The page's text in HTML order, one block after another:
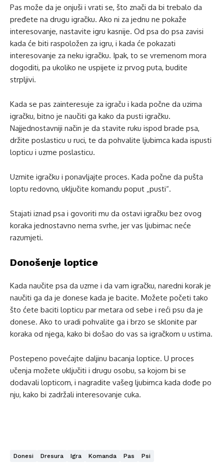
Pas može da je onjuši i vrati se, što znači da bi trebalo da
pređete na drugu igračku. Ako ni za jednu ne pokaže
interesovanje, nastavite igru kasnije. Od psa do psa zavisi
kada će biti raspoložen za igru, i kada će pokazati
interesovanje za neku igračku. Ipak, to se vremenom mora
dogoditi, pa ukoliko ne uspijete iz prvog puta, budite
strpljivi.
Kada se pas zainteresuje za igraču i kada počne da uzima
igračku, bitno je naučiti ga kako da pusti igračku.
Najjednostavniji način je da stavite ruku ispod brade psa,
držite poslasticu u ruci, te da pohvalite ljubimca kada ispusti
lopticu i uzme poslasticu.
Uzmite igračku i ponavljajte proces. Kada počne da pušta
loptu redovno, uključite komandu poput „pusti“.
Stajati iznad psa i govoriti mu da ostavi igračku bez ovog
koraka jednostavno nema svrhe, jer vas ljubimac neće
razumjeti.
Donošenje loptice
Kada naučite psa da uzme i da vam igračku, naredni korak je
naučiti ga da je donese kada je bacite. Možete početi tako
što ćete baciti lopticu par metara od sebe i reći psu da je
donese. Ako to uradi pohvalite ga i brzo se sklonite par
koraka od njega, kako bi došao do vas sa igračkom u ustima.
Postepeno povećajte daljinu bacanja loptice. U proces
učenja možete uključiti i drugu osobu, sa kojom bi se
dodavali lopticom, i nagradite vašeg ljubimca kada dođe po
nju, kako bi zadržali interesovanje cuka.
Donesi Dresura Igra Komanda Pas Psi